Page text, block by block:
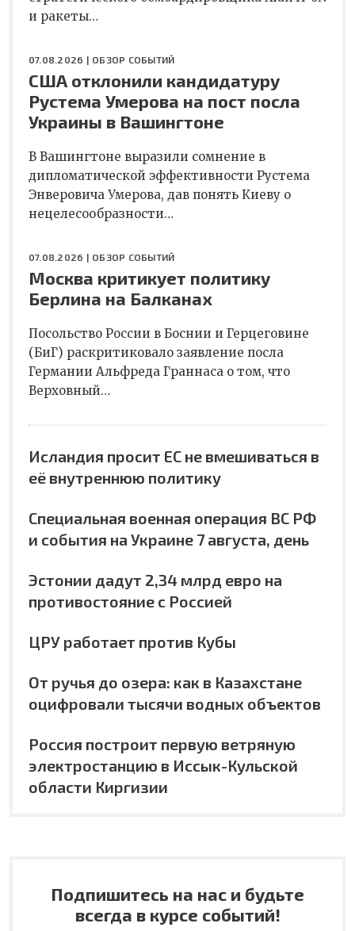
и ракеты…
07.08.2026 | ОБЗОР СОБЫТИЙ
США отклонили кандидатуру
Рустема Умерова на пост посла
Украины в Вашингтоне
В Вашингтоне выразили сомнение в
дипломатической эффективности Рустема
Энверовича Умерова, дав понять Киеву о
нецелесообразности…
07.08.2026 | ОБЗОР СОБЫТИЙ
Москва критикует политику
Берлина на Балканах
Посольство России в Боснии и Герцеговине
(БиГ) раскритиковало заявление посла
Германии Альфреда Граннаса о том, что
Верховный…
Исландия просит ЕС не вмешиваться в
её внутреннюю политику
Специальная военная операция ВС РФ
и события на Украине 7 августа, день
Эстонии дадут 2,34 млрд евро на
противостояние с Россией
ЦРУ работает против Кубы
От ручья до озера: как в Казахстане
оцифровали тысячи водных объектов
Россия построит первую ветряную
электростанцию в Иссык-Кульской
области Киргизии
Подпишитесь на нас и будьте
всегда в курсе событий!